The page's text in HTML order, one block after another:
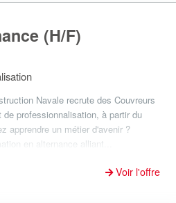
(H/F)
Navale recrute des Couvreurs
professionnalisation, à partir du
apprendre un métier d'avenir ?
en alternance alliant...
Voir l'offre